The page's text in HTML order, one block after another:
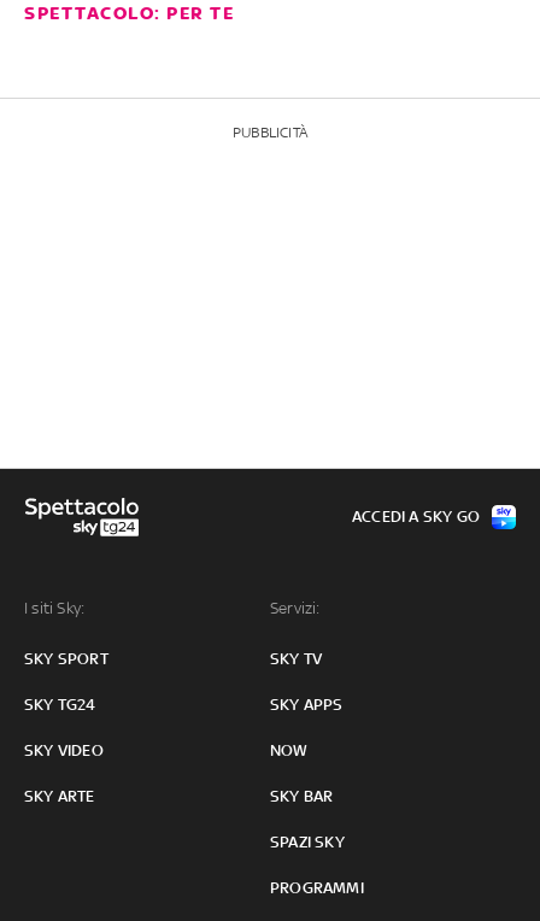
SPETTACOLO: PER TE
PUBBLICITÀ
I siti Sky:
SKY SPORT
SKY TG24
SKY VIDEO
SKY ARTE
Servizi:
SKY TV
SKY APPS
NOW
SKY BAR
SPAZI SKY
PROGRAMMI
ACCEDI A SKY GO